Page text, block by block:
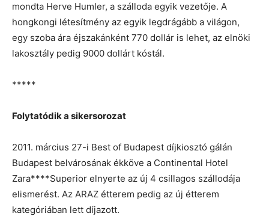
mondta Herve Humler, a szálloda egyik vezetője. A
hongkongi létesítmény az egyik legdrágább a világon,
egy szoba ára éjszakánként 770 dollár is lehet, az elnöki
lakosztály pedig 9000 dollárt kóstál.
*****
Folytatódik a sikersorozat
2011. március 27-i Best of Budapest díjkiosztó gálán
Budapest belvárosának ékköve a Continental Hotel
Zara****Superior elnyerte az új 4 csillagos szállodája
elismerést. Az ARAZ étterem pedig az új étterem
kategóriában lett díjazott.